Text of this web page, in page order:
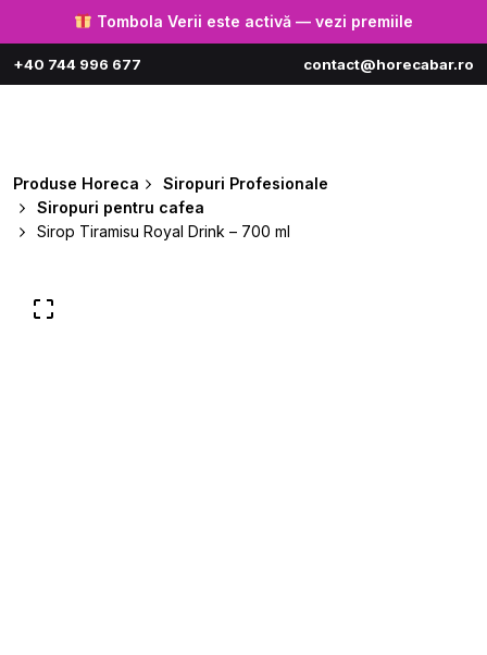
to
content
Tombola Verii este activă — vezi premiile
+40 744 996 677 contact@horecabar.ro
Produse Horeca
Siropuri Profesionale
Siropuri pentru cafea
Sirop Tiramisu Royal Drink – 700 ml